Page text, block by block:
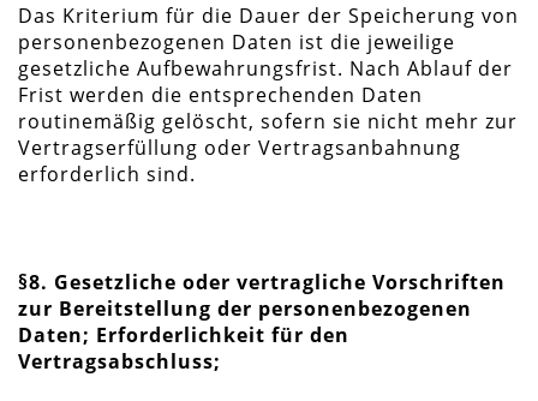
Das Kriterium für die Dauer der Speicherung von
personenbezogenen Daten ist die jeweilige
gesetzliche Aufbewahrungsfrist. Nach Ablauf der
Frist werden die entsprechenden Daten
routinemäßig gelöscht, sofern sie nicht mehr zur
Vertragserfüllung oder Vertragsanbahnung
erforderlich sind.
§8. Gesetzliche oder vertragliche Vorschriften
zur Bereitstellung der personenbezogenen
Daten; Erforderlichkeit für den
Vertragsabschluss;